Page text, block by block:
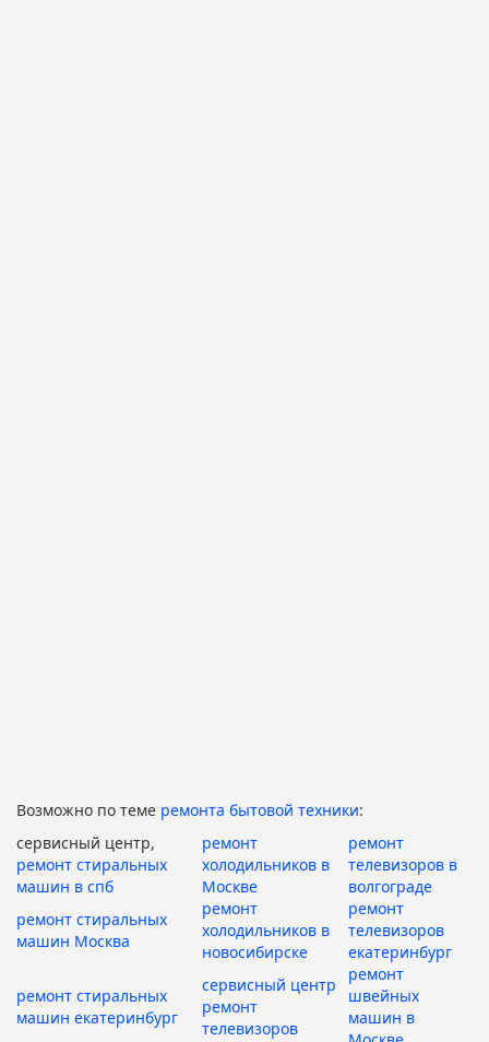
Возможно по теме ремонта бытовой техники:
сервисный центр,
ремонт стиральных
машин в спб
ремонт
холодильников в
Москве
ремонт
телевизоров в
волгограде
ремонт стиральных
машин Москва
ремонт
холодильников в
новосибирске
ремонт
телевизоров
екатеринбург
ремонт стиральных
машин екатеринбург
сервисный центр
ремонт
телевизоров
ремонт
швейных
машин в